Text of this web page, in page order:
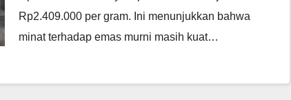
Rp2.409.000 per gram. Ini menunjukkan bahwa
minat terhadap emas murni masih kuat…